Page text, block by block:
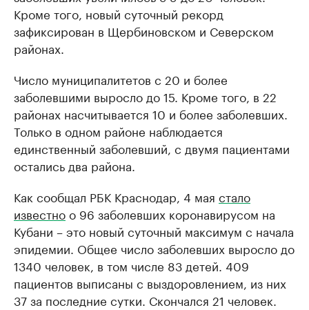
Кроме того, новый суточный рекорд
зафиксирован в Щербиновском и Северском
районах.
Число муниципалитетов с 20 и более
заболевшими выросло до 15. Кроме того, в 22
районах насчитывается 10 и более заболевших.
Только в одном районе наблюдается
единственный заболевший, с двумя пациентами
остались два района.
Как сообщал РБК Краснодар, 4 мая стало
известноо 96 заболевших коронавирусом на
Кубани – это новый суточный максимум с начала
эпидемии. Общее число заболевших выросло до
1340 человек, в том числе 83 детей. 409
пациентов выписаны с выздоровлением, из них
37 за последние сутки. Скончался 21 человек.